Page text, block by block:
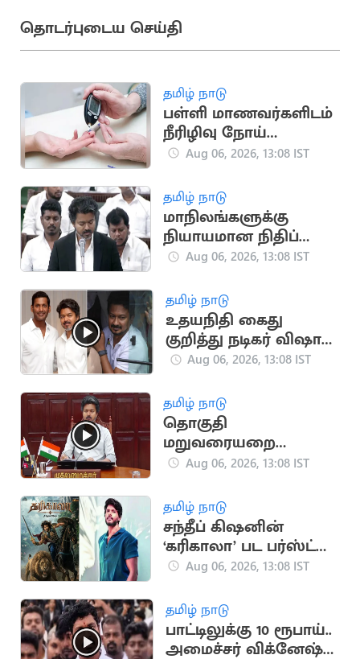
தொடர்புடைய செய்தி
தமிழ் நாடு
பள்ளி மாணவர்களிடம்
நீரிழிவு நோய்
அறிகுறி அதிகரிப்பு:
Aug 06, 2026, 13:08 IST
தமிழ் நாடு
மாநிலங்களுக்கு
நியாயமான நிதிப்
பகிர்வு.. நாளை
தனித் தீர்மானம்
Aug 06, 2026, 13:08 IST
தமிழ் நாடு
உதயநிதி கைது
குறித்து நடிகர் விஷால்
கருத்து
Aug 06, 2026, 13:08 IST
தமிழ் நாடு
தொகுதி
மறுவரையறை
விவகாரம்.. அனைத்து
விஜய் அழைப்பு
Aug 06, 2026, 13:08 IST
தமிழ் நாடு
சந்தீப் கிஷனின்
‘கரிகாலா’ பட பர்ஸ்ட்
லுக் வெளியீடு
Aug 06, 2026, 13:08 IST
தமிழ் நாடு
பாட்டிலுக்கு 10 ரூபாய்..
அமைச்சர் விக்னேஷ்